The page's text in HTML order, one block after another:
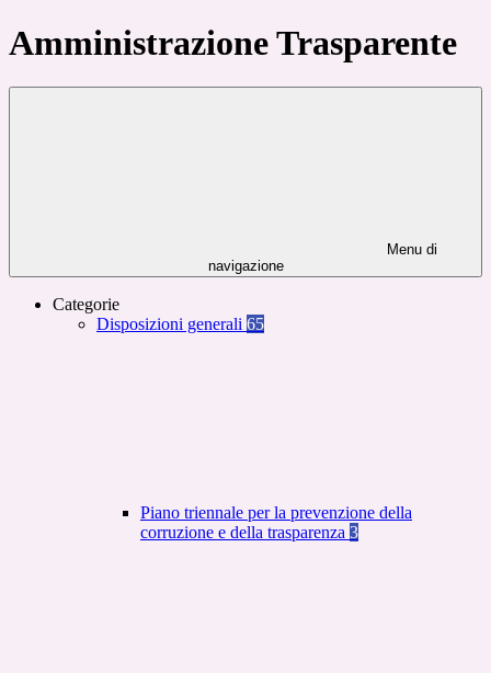
Amministrazione Trasparente
Menu di
navigazione
Categorie
Disposizioni generali 65
Piano triennale per la prevenzione della
corruzione e della trasparenza 3